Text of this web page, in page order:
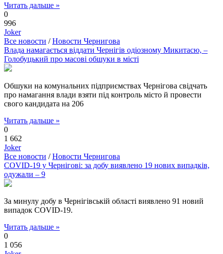
Читать дальше »
0
996
Joker
Все новости /Новости Чернигова
Влада намагається віддати Чернігів одіозному Микитасю, –
Голобуцький про масові обшуки в місті
Обшуки на комунальних підприємствах Чернігова свідчать
про намагання влади взяти під контроль місто й провести
свого кандидата на 206
Читать дальше »
0
1 662
Joker
Все новости /Новости Чернигова
COVID-19 у Чернігові: за добу виявлено 19 нових випадків,
одужали – 9
За минулу добу в Чернігівській області виявлено 91 новий
випадок COVID-19.
Читать дальше »
0
1 056